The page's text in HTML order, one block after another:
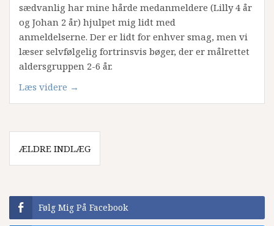
sædvanlig har mine hårde medanmeldere (Lilly 4 år
og Johan 2 år) hjulpet mig lidt med
anmeldelserne. Der er lidt for enhver smag, men vi
læser selvfølgelig fortrinsvis bøger, der er målrettet
aldersgruppen 2-6 år.
Læs videre “Anmeldelser;
Da
forsvandt,
Anker
Eventyr
fra
→
Navigation
til
ÆLDRE INDLÆG
Følg Mig På Facebook